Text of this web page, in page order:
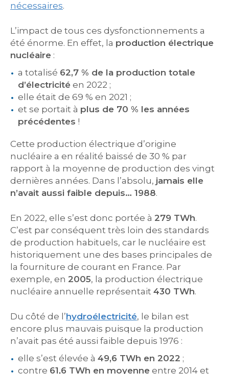
nécessaires.
L’impact de tous ces dysfonctionnements a
été énorme. En effet, la production électrique
nucléaire :
a totalisé 62,7 % de la production totale
d’électricité en 2022 ;
elle était de 69 % en 2021 ;
et se portait à plus de 70 % les années
précédentes !
Cette production électrique d’origine
nucléaire a en réalité baissé de 30 % par
rapport à la moyenne de production des vingt
dernières années. Dans l’absolu, jamais elle
n’avait aussi faible depuis… 1988.
En 2022, elle s’est donc portée à 279 TWh.
C’est par conséquent très loin des standards
de production habituels, car le nucléaire est
historiquement une des bases principales de
la fourniture de courant en France. Par
exemple, en 2005, la production électrique
nucléaire annuelle représentait 430 TWh.
Du côté de l’hydroélectricité, le bilan est
encore plus mauvais puisque la production
n’avait pas été aussi faible depuis 1976 :
elle s’est élevée à 49,6 TWh en 2022 ;
contre 61,6 TWh en moyenne entre 2014 et